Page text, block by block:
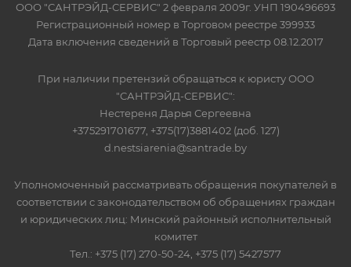
ООО "САНТРЭЙД-СЕРВИС" 2 февраля 2009г. УНП 190496693
Регистрационный номер в Торговом реестре 399933
Дата включения сведений в Торговый реестр 08.12.2017
При наличии претензий обращаться к юристу ООО
"САНТРЭЙД-СЕРВИС":
Нестереня Дарья Сергеевна
+375291701677, +375(17)3881402 (доб. 127)
d.nestsiarenia@santrade.by
Уполномоченный рассматривать обращения покупателей в
соответствии с законодательством об обращениях граждан
и юридических лиц: Минский районный исполнительный
комитет
Тел.: +375 (17) 270-50-24, +375 (17) 5427577